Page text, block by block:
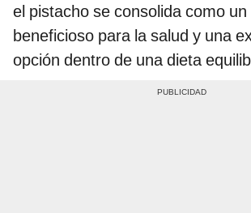
el pistacho se consolida como
beneficioso para la salud y una
opción dentro de una dieta